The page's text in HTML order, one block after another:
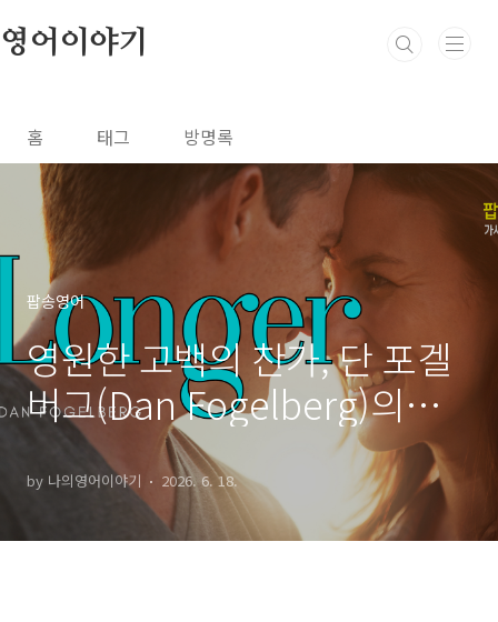
영어이야기
홈 태그 방명록
팝송영어
영원한 고백의 찬가, 단 포겔
버그(Dan Fogelberg)의
'Longer'로 배우는 서정적 영
어 표현
by 나의영어이야기 2026. 6. 18.